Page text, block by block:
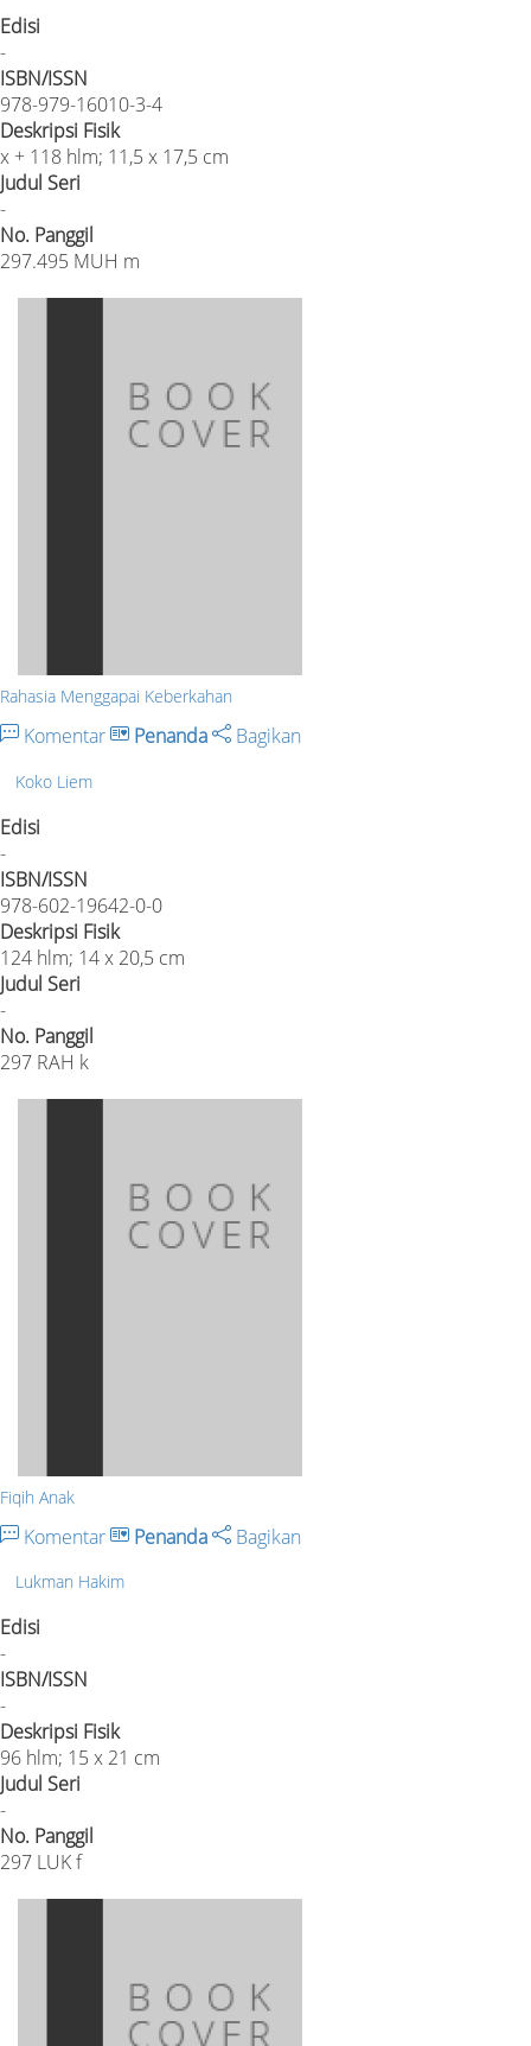
Edisi
-
ISBN/ISSN
978-979-16010-3-4
Deskripsi Fisik
x + 118 hlm; 11,5 x 17,5 cm
Judul Seri
-
No. Panggil
297.495 MUH m
Rahasia Menggapai Keberkahan
Komentar Penanda Bagikan
Koko Liem
Edisi
-
ISBN/ISSN
978-602-19642-0-0
Deskripsi Fisik
124 hlm; 14 x 20,5 cm
Judul Seri
-
No. Panggil
297 RAH k
Fiqih Anak
Komentar Penanda Bagikan
Lukman Hakim
Edisi
-
ISBN/ISSN
-
Deskripsi Fisik
96 hlm; 15 x 21 cm
Judul Seri
-
No. Panggil
297 LUK f